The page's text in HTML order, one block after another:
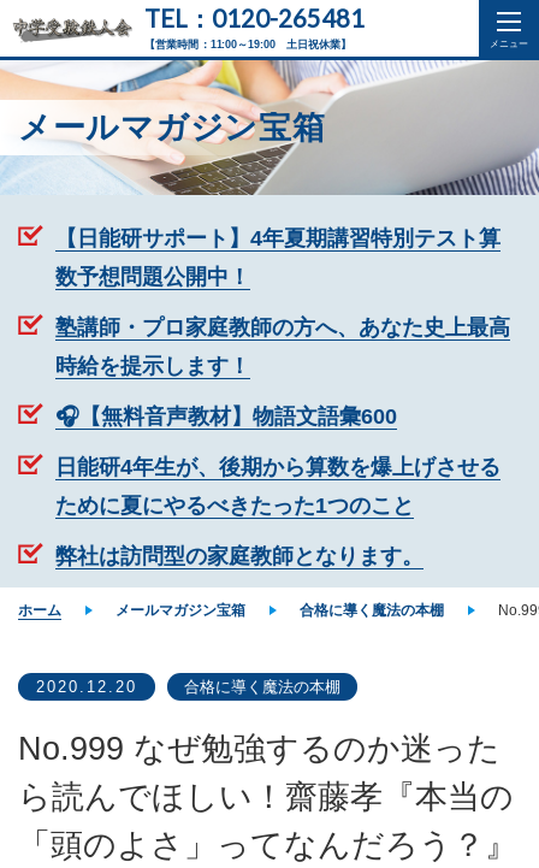
【営業時間：11:00～19:00 土日祝休業】
TEL：0120-265481
メールマガジン宝箱
【日能研サポート】4年夏期講習特別テスト算
数予想問題公開中！
塾講師・プロ家庭教師の方へ、あなた史上最高
時給を提示します！
🎧【無料音声教材】物語文語彙600
日能研4年生が、後期から算数を爆上げさせる
ために夏にやるべきたった1つのこと
弊社は訪問型の家庭教師となります。
ホーム メールマガジン宝箱 合格に導く魔法の本棚
2020.12.20 合格に導く魔法の本棚
No.999 なぜ勉強するのか迷った
ら読んでほしい！齋藤孝『本当の
「頭のよさ」ってなんだろう？』